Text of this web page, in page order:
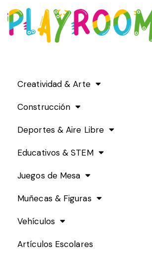
Creatividad & Arte
Construcción
Deportes & Aire Libre
Educativos & STEM
Juegos de Mesa
Muñecas & Figuras
Vehículos
Artículos Escolares